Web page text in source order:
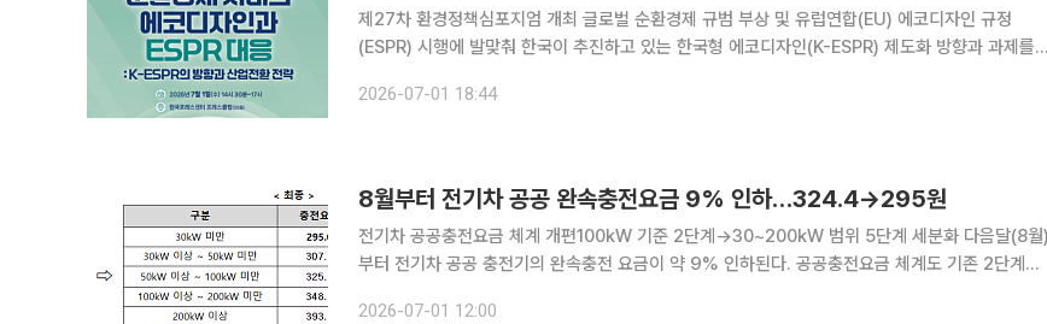
제27차 환경정책심포지엄 개최 글로벌 순환경제 규범 부상 및 유럽연합(EU) 에코디자인 규정
(ESPR) 시행에 발맞춰 한국이 추진하고 있는 한국형 에코디자인(K-ESPR) 제도화 방향과 과제를
대의 에코디자인과 ESPR 대응 : K-ESPR의 방향과 산업전환
2026-07-01 18:44
8월부터 전기차 공공 완속충전요금 9% 인하…324.4→295원
전기차 공공충전요금 체계 개편100kW 기준 2단계→30~200kW 범위 5단계 세분화 다음달(8월)
부터 전기차 공공 충전기의 완속충전 요금이 약 9% 인하된다. 공공충전요금 체계도 기존 2단계에
2026-07-01 12:00